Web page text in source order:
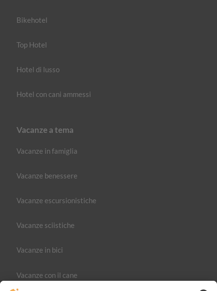
Bikehotel
Top Hotel
Hotel di lusso
Hotel con cani ammessi
Vacanze a tema
Vacanze in famiglia
Vacanze benessere
Vacanze escursionistiche
Vacanze sciistiche
Vacanze in bici
Vacanze con il cane